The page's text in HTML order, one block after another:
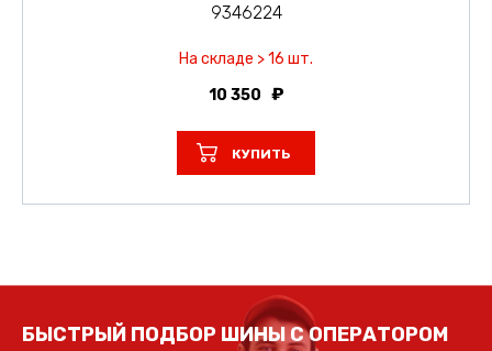
9346224
На складе > 16 шт.
10 350
КУПИТЬ
БЫСТРЫЙ ПОДБОР ШИНЫ С ОПЕРАТОРОМ